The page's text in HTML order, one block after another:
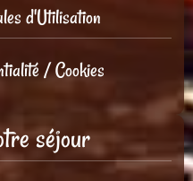
d'Utilisation
/ Cookies
séjour